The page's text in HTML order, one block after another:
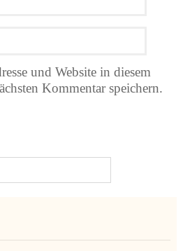
und Website in diesem
Kommentar speichern.